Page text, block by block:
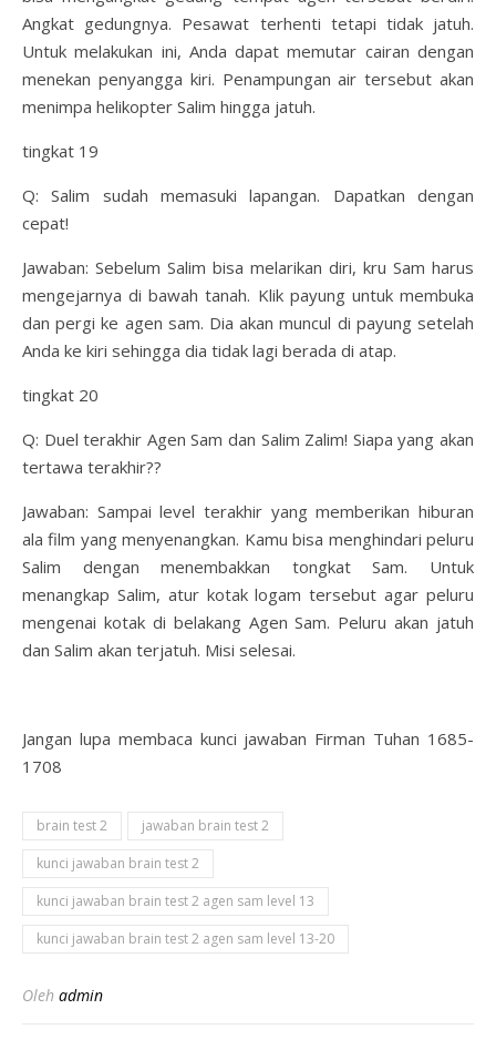
Angkat gedungnya. Pesawat terhenti tetapi tidak jatuh.
Untuk melakukan ini, Anda dapat memutar cairan dengan
menekan penyangga kiri. Penampungan air tersebut akan
menimpa helikopter Salim hingga jatuh.
tingkat 19
Q: Salim sudah memasuki lapangan. Dapatkan dengan
cepat!
Jawaban: Sebelum Salim bisa melarikan diri, kru Sam harus
mengejarnya di bawah tanah. Klik payung untuk membuka
dan pergi ke agen sam. Dia akan muncul di payung setelah
Anda ke kiri sehingga dia tidak lagi berada di atap.
tingkat 20
Q: Duel terakhir Agen Sam dan Salim Zalim! Siapa yang akan
tertawa terakhir??
Jawaban: Sampai level terakhir yang memberikan hiburan
ala film yang menyenangkan. Kamu bisa menghindari peluru
Salim dengan menembakkan tongkat Sam. Untuk
menangkap Salim, atur kotak logam tersebut agar peluru
mengenai kotak di belakang Agen Sam. Peluru akan jatuh
dan Salim akan terjatuh. Misi selesai.
Jangan lupa membaca kunci jawaban Firman Tuhan 1685-
1708
brain test 2
jawaban brain test 2
kunci jawaban brain test 2
kunci jawaban brain test 2 agen sam level 13
kunci jawaban brain test 2 agen sam level 13-20
Oleh admin